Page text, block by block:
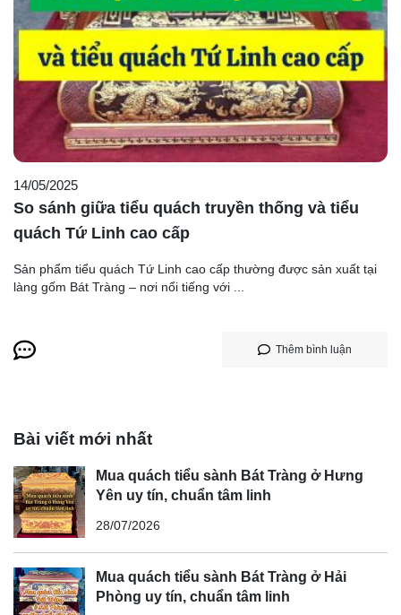
14/05/2025
So sánh giữa tiểu quách truyền thống và tiểu
quách Tứ Linh cao cấp
Sản phẩm tiểu quách Tứ Linh cao cấp thường được sản xuất tại
làng gốm Bát Tràng – nơi nổi tiếng với ...
Thêm bình luận
Bài viết mới nhất
Mua quách tiểu sành Bát Tràng ở Hưng
Yên uy tín, chuẩn tâm linh
28/07/2026
Mua quách tiểu sành Bát Tràng ở Hải
Phòng uy tín, chuẩn tâm linh